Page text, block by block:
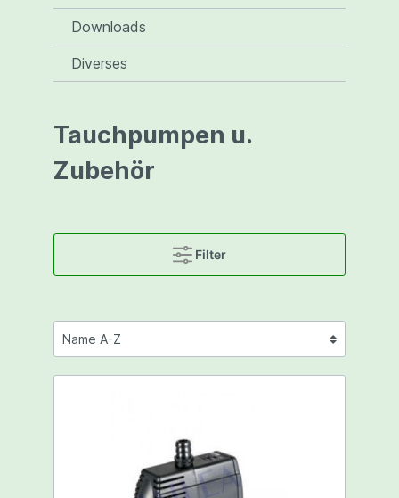
Downloads
Diverses
Tauchpumpen u.
Zubehör
Filter